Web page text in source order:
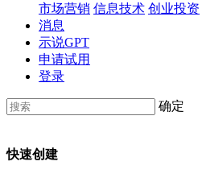
市场营销 信息技术 创业投资
消息
示说GPT
申请试用
登录
确定
快速创建